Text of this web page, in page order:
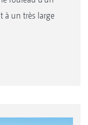
à un très large